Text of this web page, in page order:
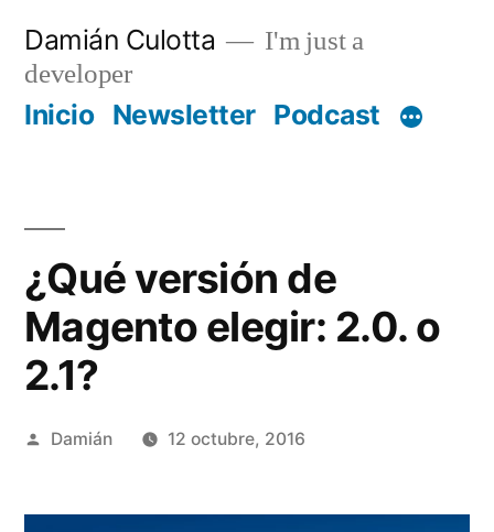
contenido
Damián Culotta
I'm just a
developer
Inicio Newsletter Podcast
¿Qué versión de
Magento elegir: 2.0. o
2.1?
Publicado
Damián 12 octubre, 2016